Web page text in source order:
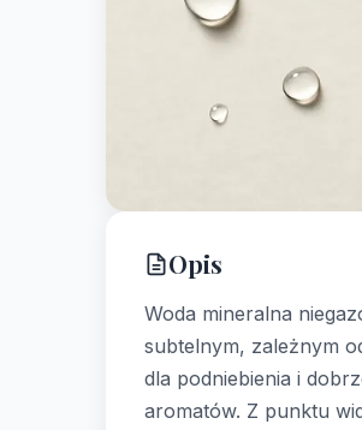
Opis
Woda mineralna
subtelnym, zależnym
dla podniebienia i
aromatów. Z punktu